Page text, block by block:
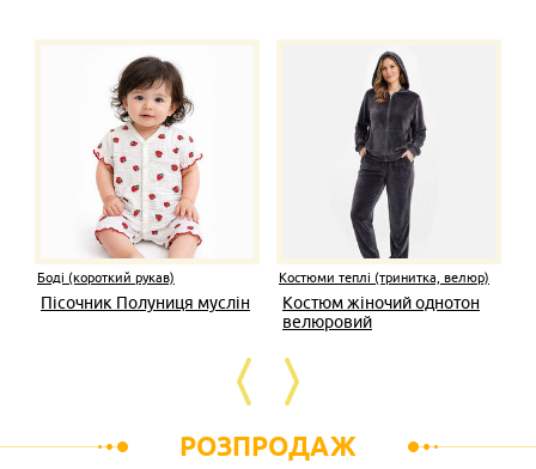
Боді (короткий рукав)
Пісочник Полуниця муслін
Костюми теплі (тринитка, велюр)
Костюм жіночий однотон
велюровий
РОЗПРОДАЖ